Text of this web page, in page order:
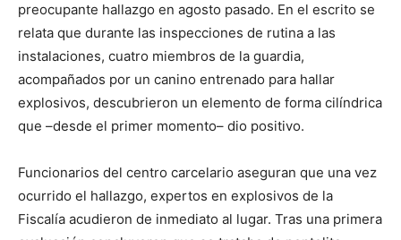
preocupante hallazgo en agosto pasado. En el escrito se
relata que durante las inspecciones de rutina a las
instalaciones, cuatro miembros de la guardia,
acompañados por un canino entrenado para hallar
explosivos, descubrieron un elemento de forma cilíndrica
que –desde el primer momento– dio positivo.
Funcionarios del centro carcelario aseguran que una vez
ocurrido el hallazgo, expertos en explosivos de la
Fiscalía acudieron de inmediato al lugar. Tras una primera